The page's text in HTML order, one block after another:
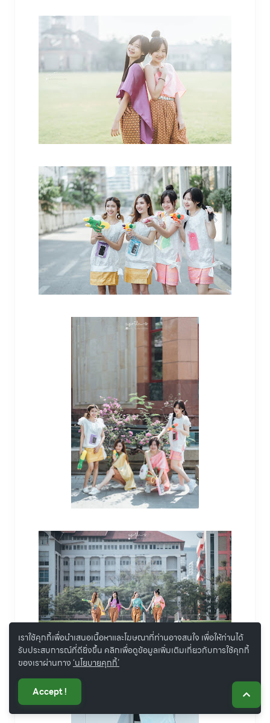
เราใช้คุกกี้เพื่อนำเสนอเนื้อหาและโฆษณาที่ท่านอาจสนใจ เพื่อให้ท่านได้
รับประสบการณ์ที่ดียิ่งขึ้น คลิกเพื่อดูข้อมูลเพิ่มเติมเกี่ยวกับการใช้คุกกี้
ของเราผ่านทาง‘นโยบายคุกกี้’
Accept !